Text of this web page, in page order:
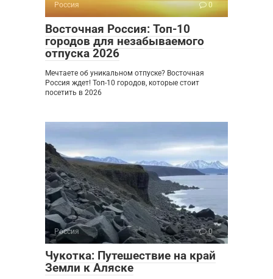
Россия 0
Восточная Россия: Топ-10
городов для незабываемого
отпуска 2026
Мечтаете об уникальном отпуске? Восточная
Россия ждет! Топ-10 городов, которые стоит
посетить в 2026
Россия 0
Чукотка: Путешествие на край
Земли к Аляске